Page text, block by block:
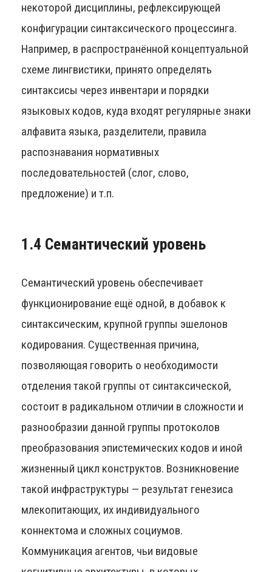
некоторой дисциплины, рефлексирующей
конфигурации синтаксического процессинга.
Например, в распространённой концептуальной
схеме лингвистики, принято определять
синтаксисы через инвентари и порядки
языковых кодов, куда входят регулярные знаки
алфавита языка, разделители, правила
распознавания нормативных
последовательностей (слог, слово,
предложение) и т.п.
1.4 Семантический уровень
Семантический уровень обеспечивает
функционирование ещё одной, в добавок к
синтаксическим, крупной группы эшелонов
кодирования. Существенная причина,
позволяющая говорить о необходимости
отделения такой группы от синтаксической,
состоит в радикальном отличии в сложности и
разнообразии данной группы протоколов
преобразования эпистемических кодов и иной
жизненный цикл конструктов. Возникновение
такой инфраструктуры — результат генезиса
млекопитающих, их индивидуального
коннектома и сложных социумов.
Коммуникация агентов, чьи видовые